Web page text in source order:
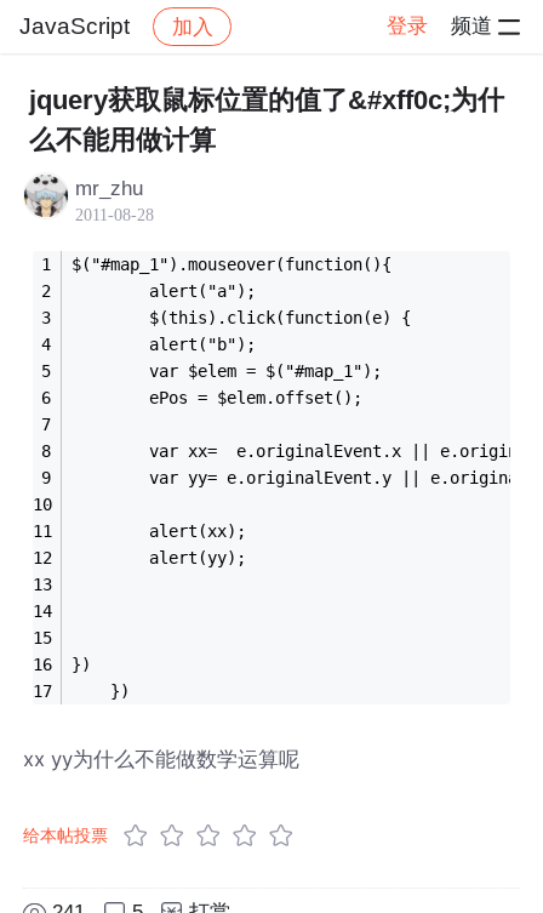
JavaScript 加入 登录 频道
社区 JavaScript 帖子详情
jquery获取鼠标位置的值了&#xff0c;为什
么不能用做计算
mr_zhu
2011-08-28
$("#map_1").mouseover(function(){
		alert("a");
		$(this).click(function(e) {
		alert("b");
		var $elem = $("#map_1");
        ePos = $elem.offset();
var	xx=  e.originalEvent.x ||
var	yy= e.originalEvent.y ||
		alert(xx);
		alert(yy);
})
	})
xx yy为什么不能做数学运算呢
给本帖投票